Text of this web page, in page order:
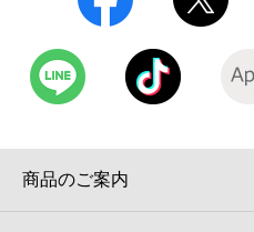
モバイルバッテリーシェアリン
モバイルWi-Fiバッテリーシェア
商品のご案内